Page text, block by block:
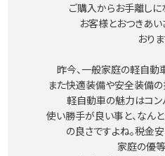
ご購入からお手離しに
お客様とおつきあ
おりま
昨今、一般家庭の軽自動
また快適装備や安全装備の
軽自動車の魅力はコン
使い勝手が良い事と、なん
の良さですよね。税金安
家庭の優等